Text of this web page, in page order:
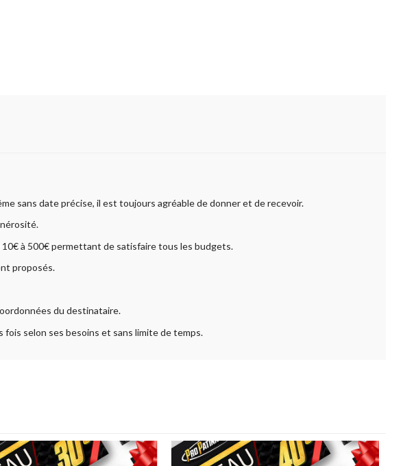
sans date précise, il est toujours agréable de donner et de recevoir.
à 500€ permettant de satisfaire tous les budgets.
proposés.
du destinataire.
selon ses besoins et sans limite de temps.